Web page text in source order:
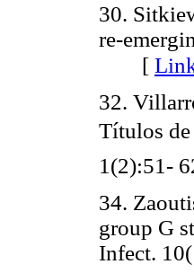
30.
re-
[
32.
Títulos de
34.
group G
Infect.